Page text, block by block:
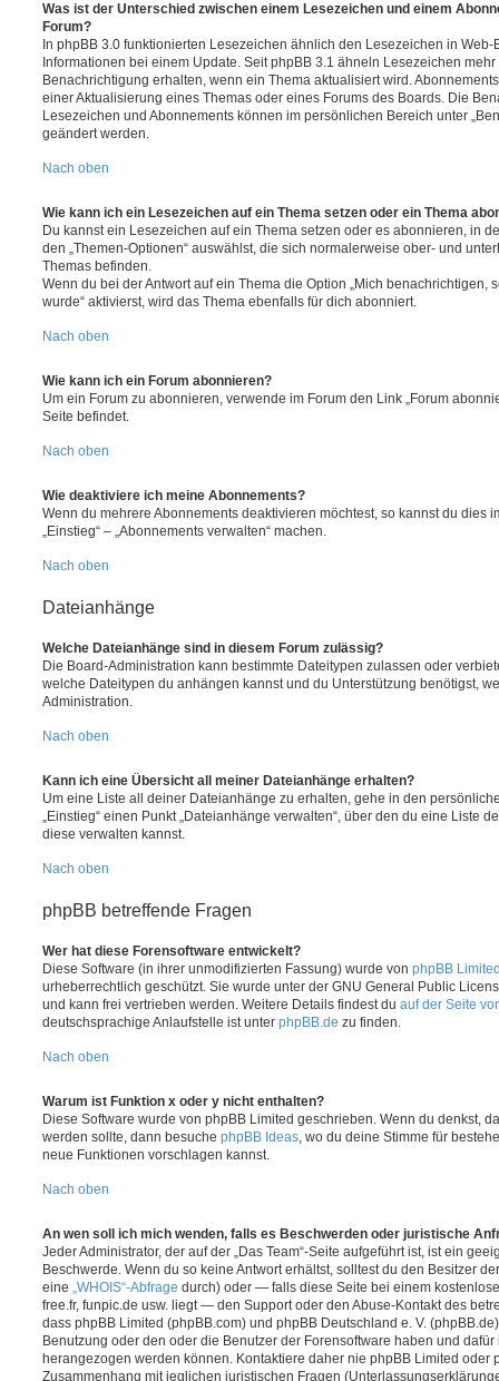
Was ist der Unterschied zwischen einem Lesezeichen und einem
Forum?
In phpBB 3.0 funktionierten Lesezeichen ähnlich den Lesezeichen in
Informationen bei einem Update. Seit phpBB 3.1 ähneln Lesezeichen
Benachrichtigung erhalten, wenn ein Thema aktualisiert wird.
einer Aktualisierung eines Themas oder eines Forums des Boards. Die
Lesezeichen und Abonnements können im persönlichen Bereich unter
geändert werden.
Nach oben
Wie kann ich ein Lesezeichen auf ein Thema setzen oder ein Thema
Du kannst ein Lesezeichen auf ein Thema setzen oder es abonnieren, in
den „Themen-Optionen“ auswählst, die sich normalerweise ober- und
Themas befinden.
Wenn du bei der Antwort auf ein Thema die Option „Mich benachrichtigen,
wurde“ aktivierst, wird das Thema ebenfalls für dich abonniert.
Nach oben
Wie kann ich ein Forum abonnieren?
Um ein Forum zu abonnieren, verwende im Forum den Link „Forum
Seite befindet.
Nach oben
Wie deaktiviere ich meine Abonnements?
Wenn du mehrere Abonnements deaktivieren möchtest, so kannst du dies
„Einstieg“ – „Abonnements verwalten“ machen.
Nach oben
Dateianhänge
Welche Dateianhänge sind in diesem Forum zulässig?
Die Board-Administration kann bestimmte Dateitypen zulassen oder
welche Dateitypen du anhängen kannst und du Unterstützung benötigst,
Administration.
Nach oben
Kann ich eine Übersicht all meiner Dateianhänge erhalten?
Um eine Liste all deiner Dateianhänge zu erhalten, gehe in den
„Einstieg“ einen Punkt „Dateianhänge verwalten“, über den du eine Liste
diese verwalten kannst.
Nach oben
phpBB betreffende Fragen
Wer hat diese Forensoftware entwickelt?
Diese Software (in ihrer unmodifizierten Fassung) wurde von phpBB
urheberrechtlich geschützt. Sie wurde unter der GNU General Public
und kann frei vertrieben werden. Weitere Details findest du auf der Seite
deutschsprachige Anlaufstelle ist unter phpBB.de zu finden.
Nach oben
Warum ist Funktion x oder y nicht enthalten?
Diese Software wurde von phpBB Limited geschrieben. Wenn du denkst,
werden sollte, dann besuche phpBB Ideas, wo du deine Stimme für
neue Funktionen vorschlagen kannst.
Nach oben
An wen soll ich mich wenden, falls es Beschwerden oder juristische
Jeder Administrator, der auf der „Das Team“-Seite aufgeführt ist, ist ein
Beschwerde. Wenn du so keine Antwort erhältst, solltest du den Besitzer
eine „WHOIS“-Abfrage durch) oder — falls diese Seite bei einem
free.fr, funpic.de usw. liegt — den Support oder den Abuse-Kontakt des
dass phpBB Limited (phpBB.com) und phpBB Deutschland e. V.
Benutzung oder den oder die Benutzer der Forensoftware haben und
herangezogen werden können. Kontaktiere daher nie phpBB Limited oder
Zusammenhang mit jeglichen juristischen Fragen